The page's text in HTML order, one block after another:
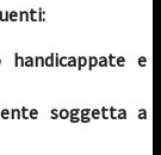
e
soggetta a